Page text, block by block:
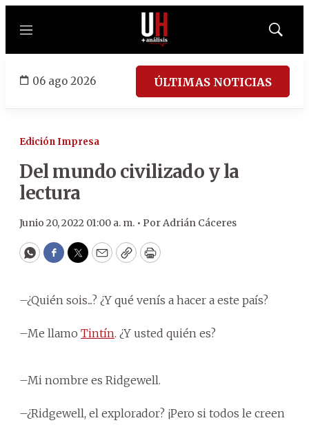
Menú
Mostrar
06 ago 2026 ÚLTIMAS NOTICIAS
Edición Impresa
Del mundo civilizado y la
lectura
Junio 20, 2022 01:00 a. m. • PorAdrián Cáceres
WhatsApp
Facebook
Twitter
EmailCopyPrint
–¿Quién sois...? ¿Y qué venís a hacer a este país?
–Me llamo Tintín. ¿Y usted quién es?
–Mi nombre es Ridgewell.
–¿Ridgewell, el explorador? ¡Pero si todos le creen